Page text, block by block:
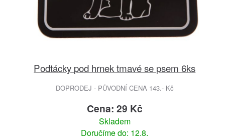
Podtácky pod hrnek tmavé se psem 6ks
DOPRODEJ - PŮVODNÍ CENA 143.- Kč
Cena: 29 Kč
Skladem
Doručíme do: 12.8.